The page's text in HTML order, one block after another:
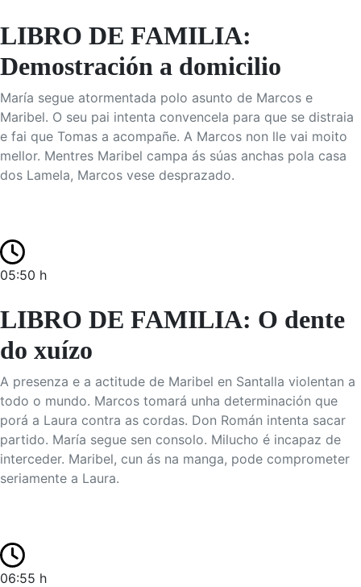
LIBRO DE FAMILIA:
Demostración a domicilio
María segue atormentada polo asunto de Marcos e
Maribel. O seu pai intenta convencela para que se distraia
e fai que Tomas a acompañe. A Marcos non lle vai moito
mellor. Mentres Maribel campa ás súas anchas pola casa
dos Lamela, Marcos vese desprazado.
05:50 h
LIBRO DE FAMILIA: O dente
do xuízo
A presenza e a actitude de Maribel en Santalla violentan a
todo o mundo. Marcos tomará unha determinación que
porá a Laura contra as cordas. Don Román intenta sacar
partido. María segue sen consolo. Milucho é incapaz de
interceder. Maribel, cun ás na manga, pode comprometer
seriamente a Laura.
06:55 h